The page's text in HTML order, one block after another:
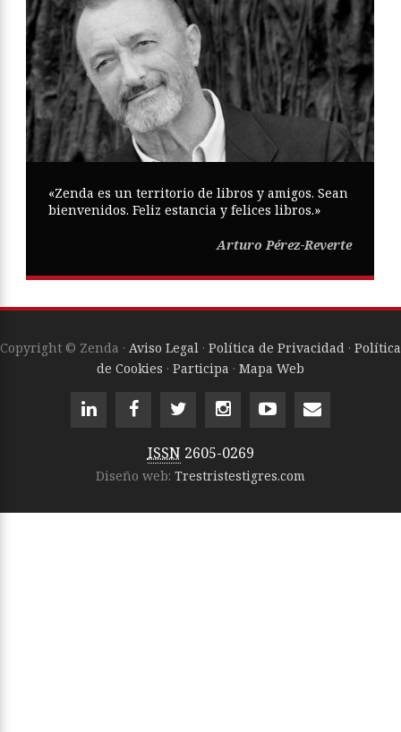
«Zenda es un territorio de libros y amigos. Sean
bienvenidos. Feliz estancia y felices libros.»
Arturo Pérez-Reverte
Copyright © Zenda · Aviso Legal · Política de Privacidad · Política
de Cookies · Participa · Mapa Web
ISSN 2605-0269
Diseño web: Trestristestigres.com